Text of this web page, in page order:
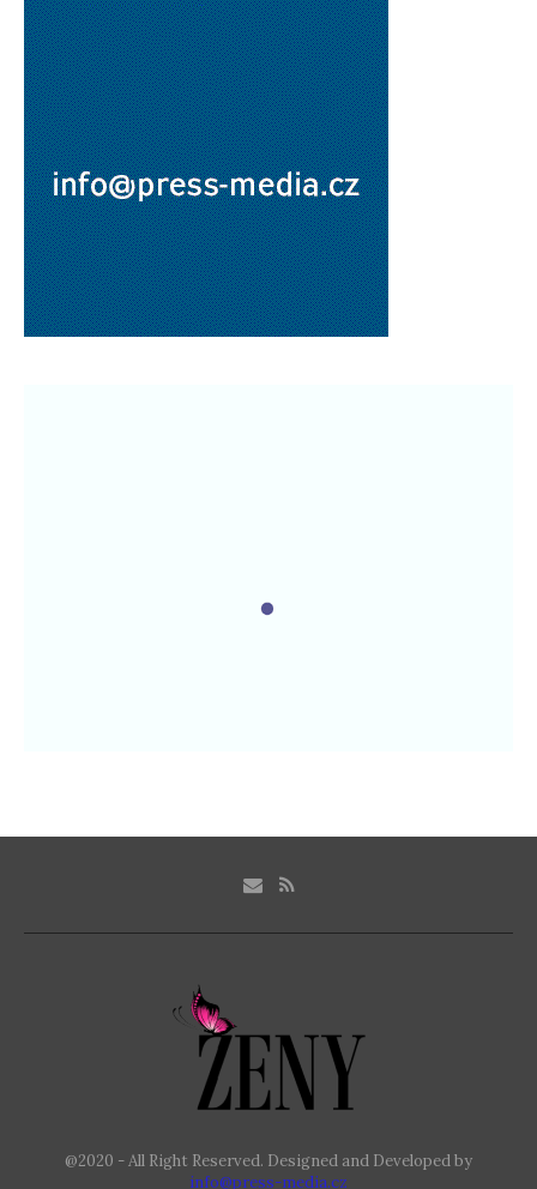
@2020 - All Right Reserved. Designed and Developed by
info@press-media.cz